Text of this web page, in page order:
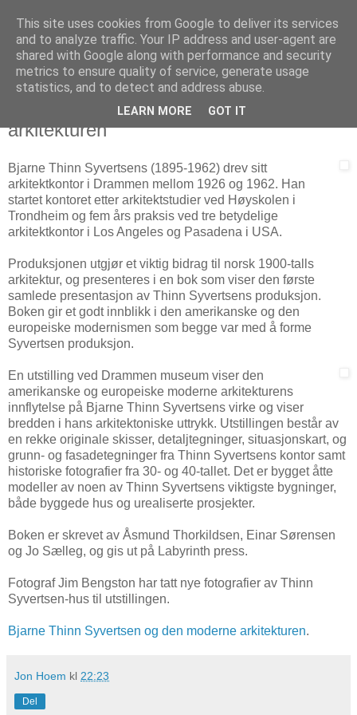
Arkitektur & Miljøteknologi
20 juli 2008
Bjarne Thinn Syvertsen og den moderne
arkitekturen
Bjarne Thinn Syvertsens (1895-1962) drev sitt
arkitektkontor i Drammen mellom 1926 og 1962. Han
startet kontoret etter arkitektstudier ved Høyskolen i
Trondheim og fem års praksis ved tre betydelige
arkitektkontor i Los Angeles og Pasadena i USA.
Produksjonen utgjør et viktig bidrag til norsk 1900-talls
arkitektur, og presenteres i en bok som viser den første
samlede presentasjon av Thinn Syvertsens produksjon.
Boken gir et godt innblikk i den amerikanske og den
europeiske modernismen som begge var med å forme
Syvertsen produksjon.
En utstilling ved Drammen museum viser den
amerikanske og europeiske moderne arkitekturens
innflytelse på Bjarne Thinn Syvertsens virke og viser
bredden i hans arkitektoniske uttrykk. Utstillingen består av
en rekke originale skisser, detaljtegninger, situasjonskart, og
grunn- og fasadetegninger fra Thinn Syvertsens kontor samt
historiske fotografier fra 30- og 40-tallet. Det er bygget åtte
modeller av noen av Thinn Syvertsens viktigste bygninger,
både byggede hus og urealiserte prosjekter.
Boken er skrevet av Åsmund Thorkildsen, Einar Sørensen
og Jo Sælleg, og gis ut på Labyrinth press.
Fotograf Jim Bengston har tatt nye fotografier av Thinn
Syvertsen-hus til utstillingen.
Bjarne Thinn Syvertsen og den moderne arkitekturen.
Jon Hoem kl 22:23
Del
This site uses cookies from Google to deliver its services
and to analyze traffic. Your IP address and user-agent are
shared with Google along with performance and security
metrics to ensure quality of service, generate usage
statistics, and to detect and address abuse.
LEARN MORE GOT IT